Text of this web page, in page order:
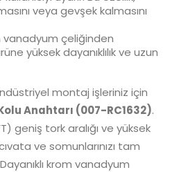
veya gevşek kalmasını
çeliğinden
yüksek dayanıklılık ve uzun
montaj işleriniz için
Anahtarı (007-RC1632).
geniş tork aralığı ve yüksek
ve somunlarınızı tam
Dayanıklı krom vanadyum